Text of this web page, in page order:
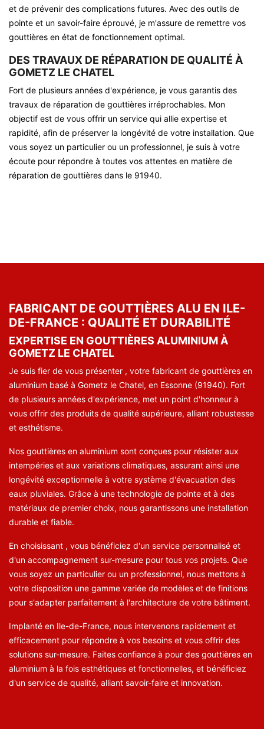
et de prévenir des complications futures. Avec des outils de
pointe et un savoir-faire éprouvé, je m'assure de remettre vos
gouttières en état de fonctionnement optimal.
DES TRAVAUX DE RÉPARATION DE QUALITÉ À
GOMETZ LE CHATEL
Fort de plusieurs années d'expérience, je vous garantis des
travaux de réparation de gouttières irréprochables. Mon
objectif est de vous offrir un service qui allie expertise et
rapidité, afin de préserver la longévité de votre installation. Que
vous soyez un particulier ou un professionnel, je suis à votre
écoute pour répondre à toutes vos attentes en matière de
réparation de gouttières dans le 91940.
FABRICANT DE GOUTTIÈRES ALU EN ILE-
DE-FRANCE : QUALITÉ ET DURABILITÉ
EXPERTISE EN GOUTTIÈRES ALUMINIUM À
GOMETZ LE CHATEL
Je suis fier de vous présenter , votre fabricant de gouttières en
aluminium basé à Gometz le Chatel, en Essonne (91940). Fort
de plusieurs années d'expérience, met un point d'honneur à
vous offrir des produits de qualité supérieure, alliant robustesse
et esthétisme.
Nos gouttières en aluminium sont conçues pour résister aux
intempéries et aux variations climatiques, assurant ainsi une
longévité exceptionnelle à votre système d'évacuation des
eaux pluviales. Grâce à une technologie de pointe et à des
matériaux de premier choix, nous garantissons une installation
durable et fiable.
En choisissant , vous bénéficiez d'un service personnalisé et
d'un accompagnement sur-mesure pour tous vos projets. Que
vous soyez un particulier ou un professionnel, nous mettons à
votre disposition une gamme variée de modèles et de finitions
pour s'adapter parfaitement à l'architecture de votre bâtiment.
Implanté en Ile-de-France, nous intervenons rapidement et
efficacement pour répondre à vos besoins et vous offrir des
solutions sur-mesure. Faites confiance à pour des gouttières en
aluminium à la fois esthétiques et fonctionnelles, et bénéficiez
d'un service de qualité, alliant savoir-faire et innovation.